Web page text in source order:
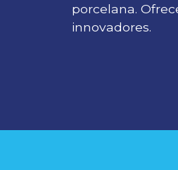
porcelana.
innovadores.